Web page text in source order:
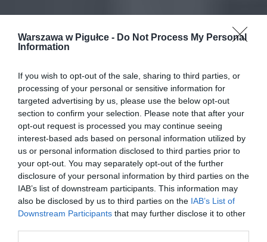
Warszawa w Pigułce - Do Not Process My Personal
Information
If you wish to opt-out of the sale, sharing to third parties, or
processing of your personal or sensitive information for
targeted advertising by us, please use the below opt-out
section to confirm your selection. Please note that after your
opt-out request is processed you may continue seeing
interest-based ads based on personal information utilized by
us or personal information disclosed to third parties prior to
your opt-out. You may separately opt-out of the further
disclosure of your personal information by third parties on the
IAB’s list of downstream participants. This information may
also be disclosed by us to third parties on the IAB’s List of
Downstream Participants that may further disclose it to other